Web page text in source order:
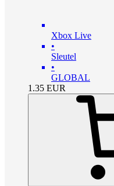
Xbox Live
•
Sleutel
•
GLOBAL
1.35 EUR